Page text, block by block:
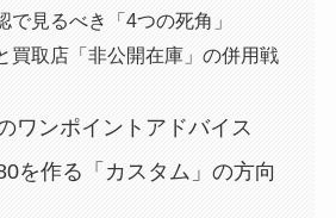
で見るべき「4つの死角」
買取店「非公開在庫」の併用戦
ワンポイントアドバイス
を作る「カスタム」の方向